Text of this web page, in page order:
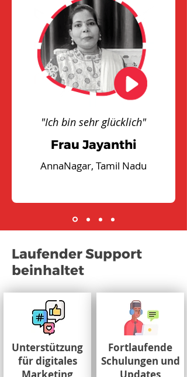
"Ich bin sehr glücklich"
Frau Jayanthi
AnnaNagar, Tamil Nadu
Laufender Support
beinhaltet
Unterstützung
für digitales
Fortlaufende
Schulungen und